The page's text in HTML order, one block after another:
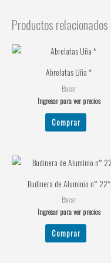
Productos relacionados
Abrelatas Uña *
Bazar
Ingresar para ver precios
Comprar
Budinera de Aluminio n° 22*
Bazar
Ingresar para ver precios
Comprar